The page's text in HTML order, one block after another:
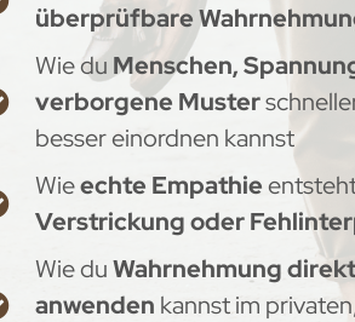
überprüfbare
Wie du Menschen,
verborgene Muster
besser einordnen kannst
Wieechte Empathie
Verstrickung oder
Wie duWahrnehmung
anwenden kannst im